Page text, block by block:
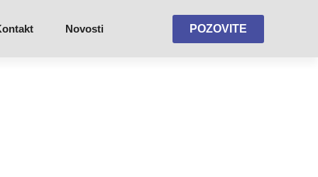
Novosti POZOVITE